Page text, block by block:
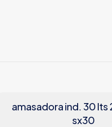
amasadora ind. 30 lts
sx30